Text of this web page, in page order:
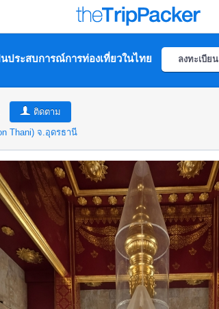
ประสบการณ์การท่องเที่ยวในไทย ลงทะเบียน
ติดตาม
Thani) จ.อุดรธานี